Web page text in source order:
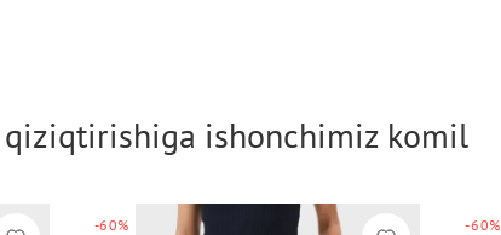
qiziqtirishiga ishonchimiz komil
-60% -60%